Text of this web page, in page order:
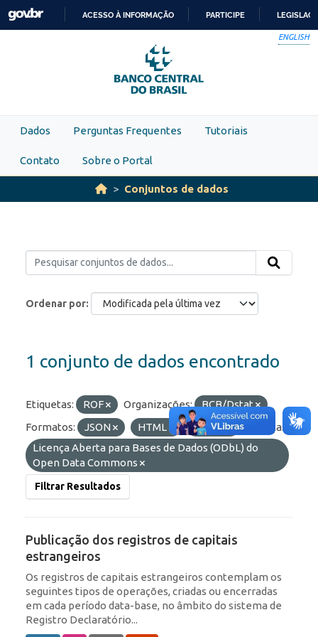
Skip to main content
PARA
O
CONTEÚDO
ACESSO À INFORMAÇÃO PARTICIPE
ENGLISH
Dados Perguntas Frequentes Tutoriais
Contato Sobre o Portal
Conjuntos de dados
Ordenar por
1 conjunto de dados encontrado
Etiquetas: ROF Organizações:
BCB/Dstat
Formatos:
JSON HTML OData
Licenças:
Licença Aberta para Bases de Dados (ODbL) do
Open Data Commons
Filtrar Resultados
Publicação dos registros de capitais
estrangeiros
Os registros de capitais estrangeiros contemplam os
seguintes tipos de operações, criadas ou encerradas
em cada período data-base, no âmbito do sistema de
Registro Declaratório...